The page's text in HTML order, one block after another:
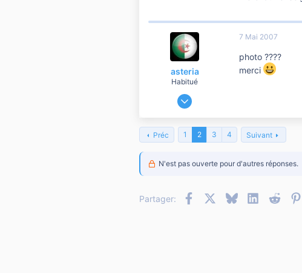
asteria
Habitué
21 Février 2007
1 158
10 810
7 Mai 2007
photo ????
merci
Préc 1 2 3 4 Suivant
N'est pas ouverte pour d'autres réponses.
Partager: Facebook BlueskyLinkedIn
Reddit